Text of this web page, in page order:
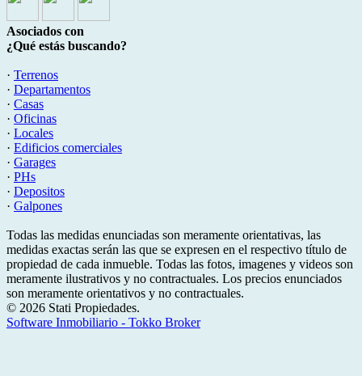
Asociados con
¿Qué estás buscando?
· Terrenos
· Departamentos
· Casas
· Oficinas
· Locales
· Edificios comerciales
· Garages
· PHs
· Depositos
· Galpones
Todas las medidas enunciadas son meramente orientativas, las
medidas exactas serán las que se expresen en el respectivo título de
propiedad de cada inmueble. Todas las fotos, imagenes y videos son
meramente ilustrativos y no contractuales. Los precios enunciados
son meramente orientativos y no contractuales.
© 2026 Stati Propiedades.
Software Inmobiliario - Tokko Broker